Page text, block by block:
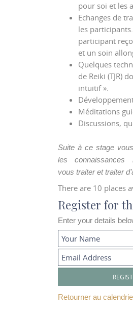
pour soi et les
Echanges de
les
participant
et un soin
Quelques
de Reiki (TJR)
intuitif ».
Méditations
Discussions,
Suite à ce stage
les connaissances
vous traiter et traiter
There are 10 places
Register for
Enter your details
Retourner au